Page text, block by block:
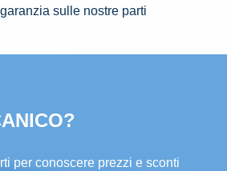
sulle nostre parti
per conoscere prezzi e sconti